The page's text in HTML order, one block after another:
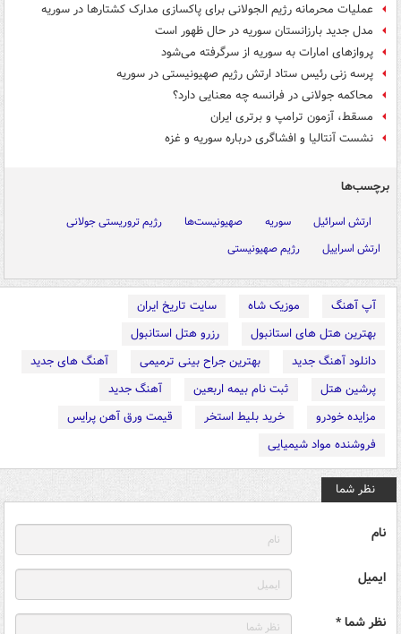
عملیات محرمانه رژیم الجولانی برای پاکسازی مدارک کشتارها در سوریه
مدل جدید بارزانستان سوریه در حال ظهور است
پروازهای امارات به سوریه از سرگرفته می‌شود
پرسه زنی رئیس ستاد ارتش رژیم صهیونیستی در سوریه
محاکمه جولانی در فرانسه چه معنایی دارد؟
مسقط، آزمون ترامپ و برتری ایران
نشست آنتالیا و افشاگری درباره سوریه و غزه
برچسب‌ها
ارتش اسرائیل سوریه صهیونیست‌ها
رژیم تروریستی جولانی
ارتش اسراییل
رژیم صهیونیستی
آپ آهنگ موزیک شاه
سایت تاریخ ایران
بهترین هتل های استانبول
رزرو هتل استانبول
دانلود آهنگ جدید
بهترین جراح بینی ترمیمی
آهنگ های جدید
پرشین هتل
ثبت نام بیمه اربعین
آهنگ جدید
مزایده خودرو
خرید بلیط استخر
قیمت ورق آهن پرایس
فروشنده مواد شیمیایی
نظر شما
نام
ایمیل
نظر شما *